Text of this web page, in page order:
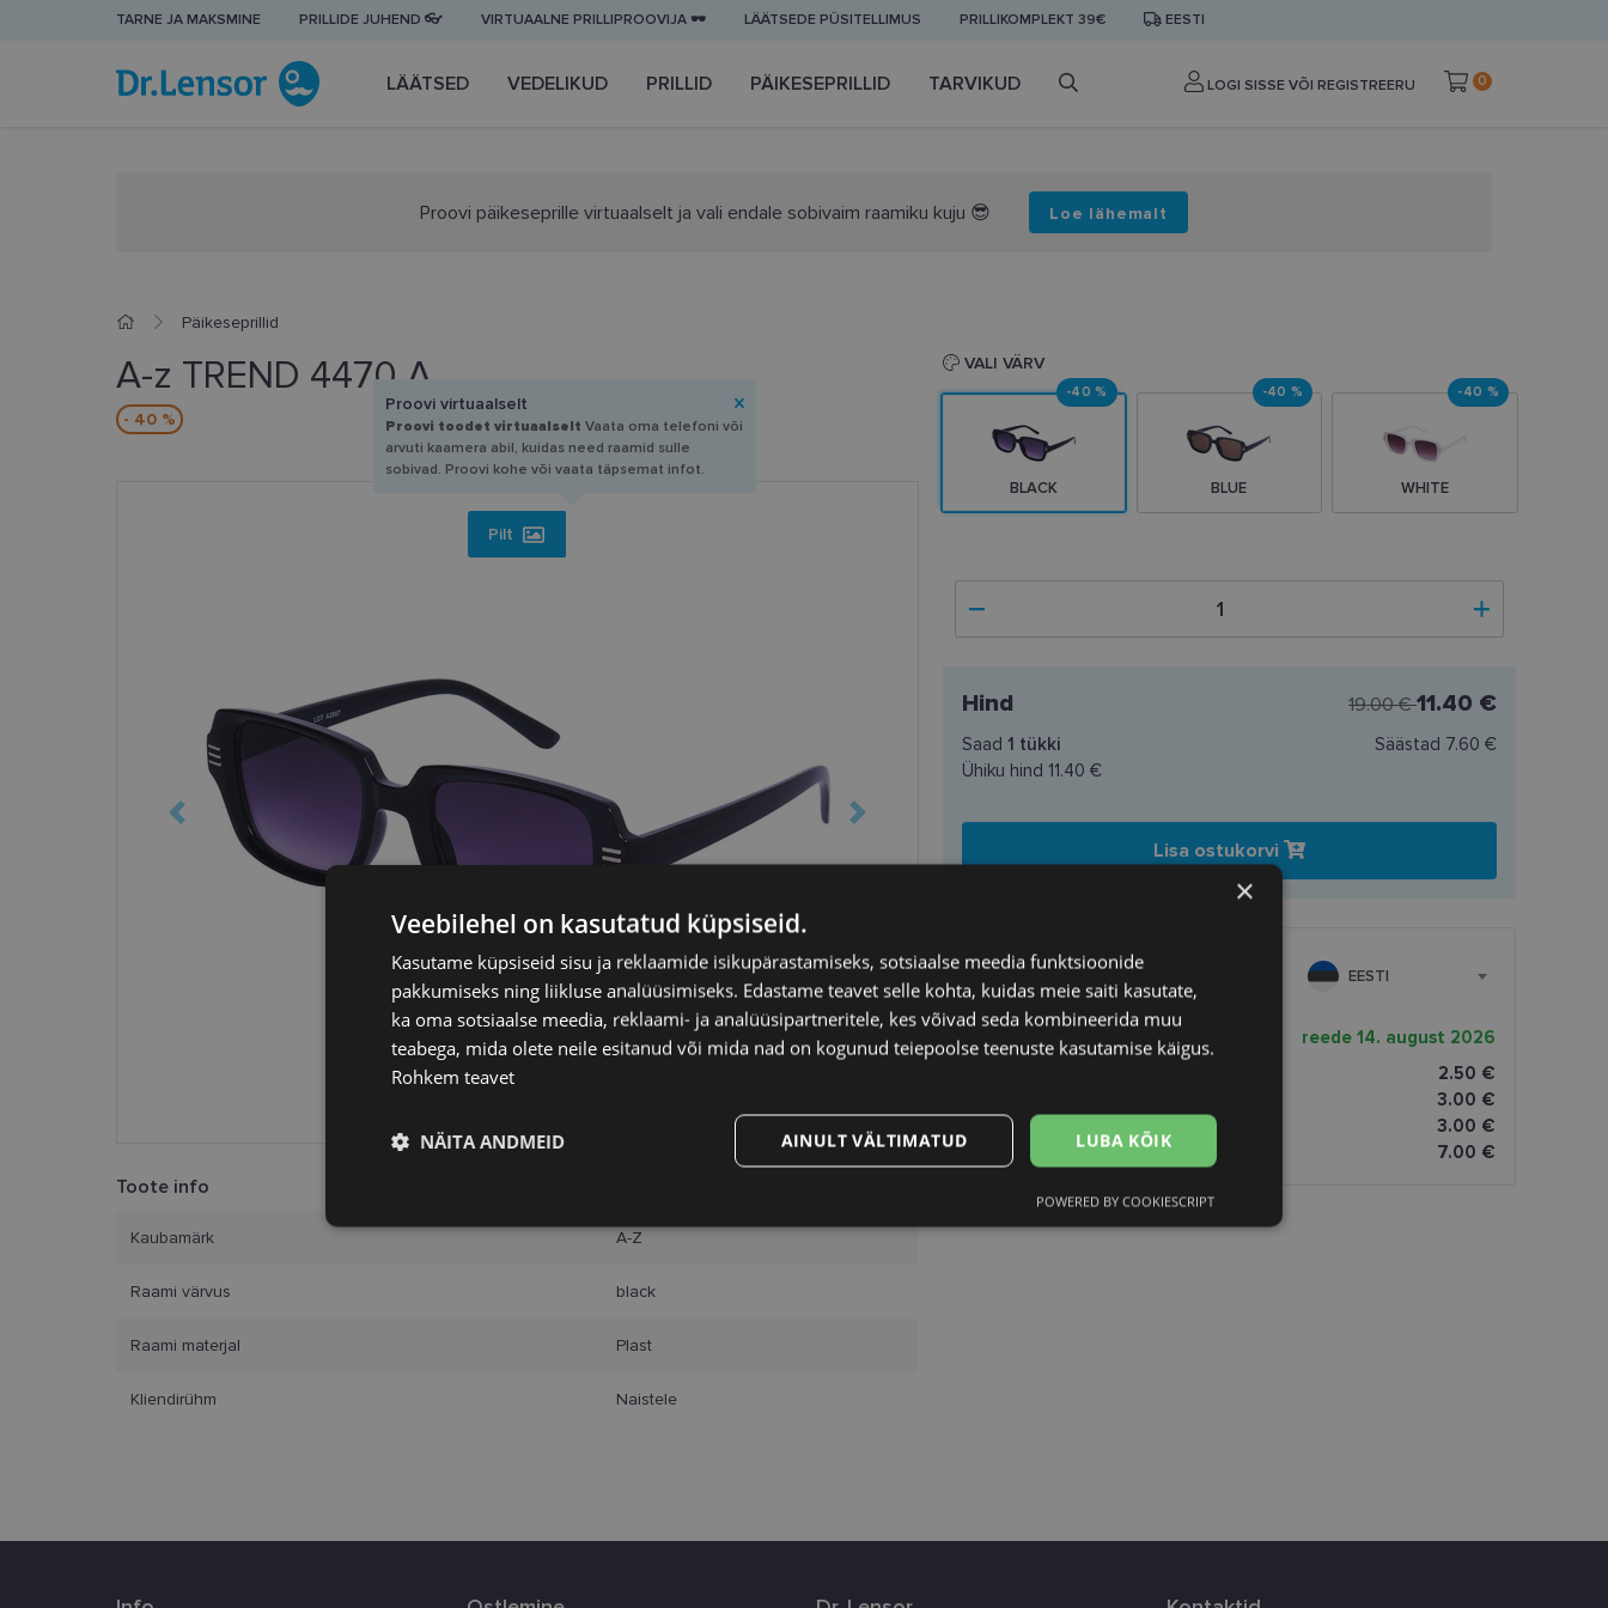
TARNE JA MAKSMINE PRILLIDE JUHEND 👓 VIRTUAALNE PRILLIPROOVIJA 🕶️ LÄÄTSEDE PÜSITELLIMUS PRILLIKOMPLEKT 39€ EESTI
LÄÄTSED VEDELIKUD PRILLID PÄIKESEPRILLID TARVIKUD LOGI SISSE VÕI REGISTREERU 0
Proovi päikeseprille virtuaalselt ja vali endale sobivaim raamiku kuju 😎 Loe lähemalt
Päikeseprillid
A-z TREND 4470 A
- 40 %
Pilt
Proovi virtuaalselt
Proovi toodet virtuaalselt Vaata oma telefoni või
arvuti kaamera abil, kuidas need raamid sulle
sobivad. Proovi kohe või vaata täpsemat infot.
Toote info
Kaubamärk A-Z
Raami värvus black
Raami materjal Plast
Kliendirühm Naistele
VALI VÄRV
BLACK
-40 %
BLUE
-40 %
WHITE
-40 %
Hind 19.00 €11.40 €
Saad 1 tükki
Ühiku hind 11.40 €
Säästad 7.60 €
Lisa ostukorvi
SAATMINE EESTI
Eeldatav tarnekuupäev
reede 14. august 2026
2.50 €
3.00 €
SmartPosti
3.00 €
Kuller
7.00 €
×
Veebilehel on kasutatud küpsiseid.
Kasutame küpsiseid sisu ja reklaamide isikupärastamiseks, sotsiaalse meedia funktsioonide
pakkumiseks ning liikluse analüüsimiseks. Edastame teavet selle kohta, kuidas meie saiti kasutate,
ka oma sotsiaalse meedia, reklaami- ja analüüsipartneritele, kes võivad seda kombineerida muu
teabega, mida olete neile esitanud või mida nad on kogunud teiepoolse teenuste kasutamise käigus.
Rohkem teavet
LUBA KÕIK
AINULT VÄLTIMATUD
NÄITA ANDMEID
Eelistused
POWERED BY COOKIESCRIPT